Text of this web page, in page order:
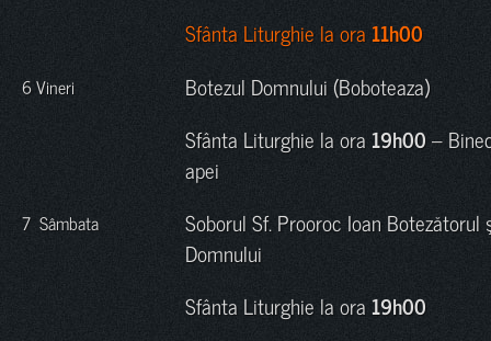
Sfânta Liturghie la ora 11h00
6 Vineri
Botezul Domnului (Boboteaza)
Sfânta Liturghie la ora 19h00 –
apei
7 Sâmbata
Soborul Sf. Prooroc Ioan
Domnului
Sfânta Liturghie la ora 19h00